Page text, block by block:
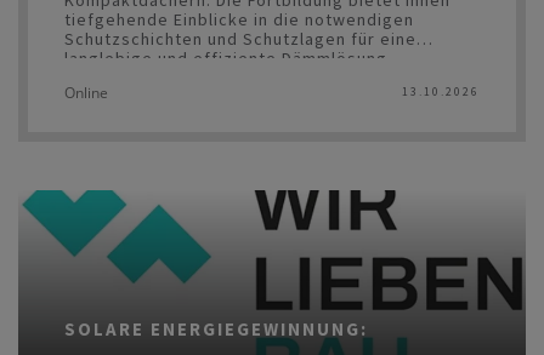
tiefgehende Einblicke in die notwendigen
Schutzschichten und Schutzlagen für eine
langlebige und effiziente Dämmlösung.
Herausforderungen des Klimawandels und der
Gründächern in Ihrem Projekt integrieren können.
Der intelligente Ansatz von Smart Flow Control
wird Ihnen helfen, umweltfreundliche und
effiziente Lösungen zu entwickeln.
Die Symposien werden von den meisten
Kammern mit Fortbildungspunkten belohnt.
Online 13.10.2026
SOLARE ENERGIEGEWINNUNG: